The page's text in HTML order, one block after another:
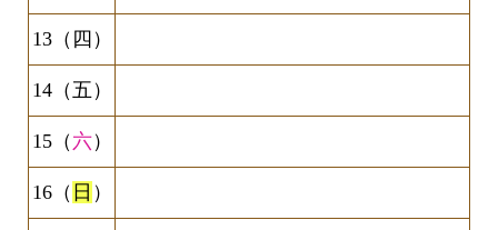
13（四）
14（五）
15（ 六）
16（ 日 ）